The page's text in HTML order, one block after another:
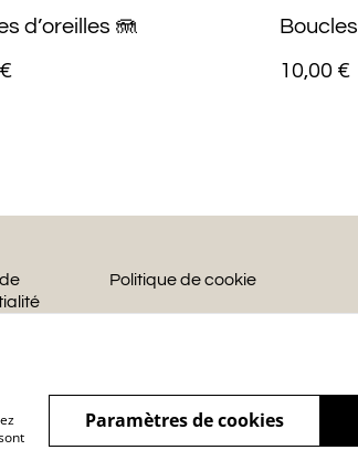
d’oreilles 🪼
10,00 €
Politique de cookie
Paramètres de cookies